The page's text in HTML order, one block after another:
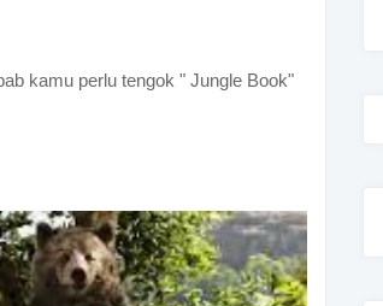
kamu perlu tengok " Jungle Book"